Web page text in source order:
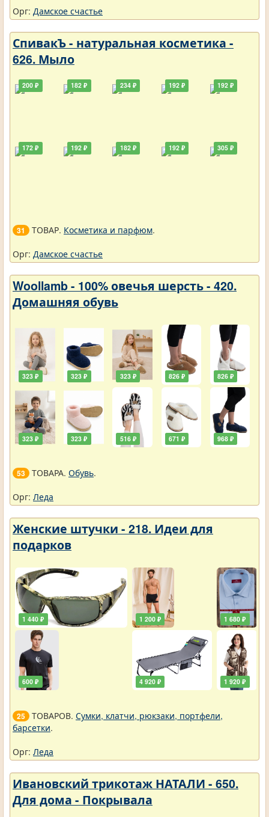
Орг: Дамское счастье
СпивакЪ - натуральная косметика -
626. Мыло
200 ₽
172 ₽
182 ₽
192 ₽
234 ₽
182 ₽
192 ₽
192 ₽
192 ₽
305 ₽
31 ТОВАР. Косметика и парфюм.
Орг: Дамское счастье
Woollamb - 100% овечья шерсть - 420.
Домашняя обувь
323 ₽
323 ₽
323 ₽
323 ₽
323 ₽
516 ₽
826 ₽
671 ₽
826 ₽
968 ₽
53 ТОВАРА. Обувь.
Орг: Леда
Женские штучки - 218. Идеи для
подарков
1 440 ₽
600 ₽
1 200 ₽
4 920 ₽
1 680 ₽
1 920 ₽
25 ТОВАРОВ. Сумки, клатчи, рюкзаки, портфели,
барсетки.
Орг: Леда
Ивановский трикотаж НАТАЛИ - 650.
Для дома - Покрывала